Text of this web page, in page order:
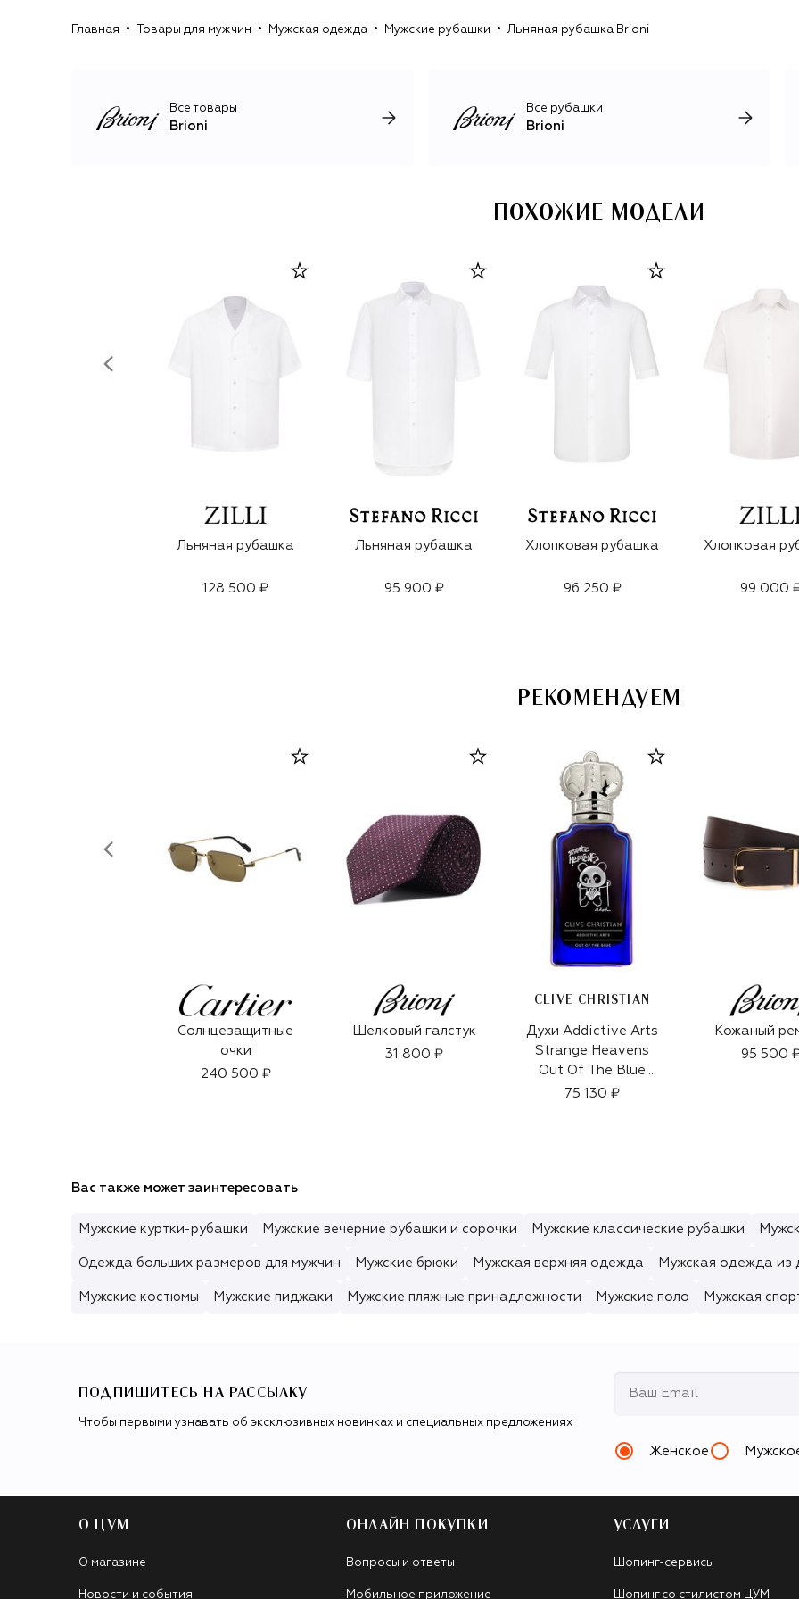
добавил в эстетику модного дома недостававшей
Имя Brioni прочно вошло в массовую культуру
Главная Товары для мужчин Мужская одежда Мужские рубашки Льняная рубашка Brioni
Все товары
Brioni
Все рубашки
Brioni
ПОХОЖИЕ МОДЕЛИ
Льняная рубашка
128 500 ₽
Льняная рубашка
95 900 ₽
Хлопковая рубашка
96 250 ₽
Хлопковая
99 000
РЕКОМЕНДУЕМ
Солнцезащитные
очки
240 500 ₽
Шелковый галстук
31 800 ₽
CLIVE CHRISTIAN
Духи Addictive Arts
Strange Heavens
Out Of The Blue
(50ml)
75 130 ₽
Кожаный
95 500
Вас также может заинтересовать
Мужские куртки-рубашки Мужские вечерние рубашки и сорочки Мужские классические рубашки
Одежда больших размеров для мужчин Мужские брюки Мужская верхняя одежда Мужская одежда из
Мужские костюмы Мужские пиджаки Мужские пляжные принадлежности Мужские поло Мужская
ПОДПИШИТЕСЬ НА РАССЫЛКУ
Чтобы первыми узнавать об эксклюзивных новинках и специальных предложениях
Женское
О ЦУМ
О магазине
Новости и события
ОНЛАЙН ПОКУПКИ
Вопросы и ответы
Мобильное приложение
УСЛУГИ
Шопинг-сервисы
Шопинг со стилистом ЦУМ